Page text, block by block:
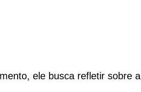
ele busca refletir sobre a